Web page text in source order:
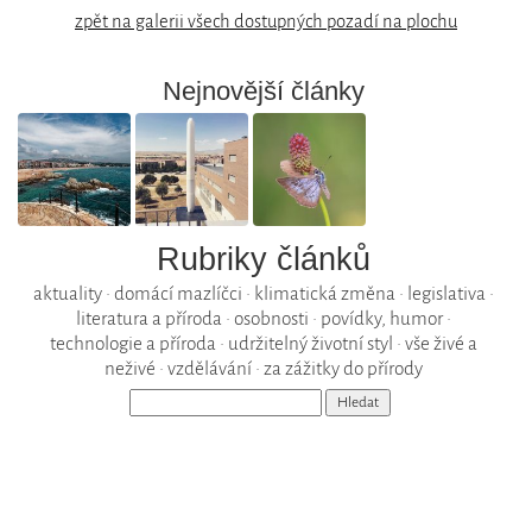
zpět na galerii všech dostupných pozadí na plochu
Nejnovější články
Rubriky článků
aktuality• domácí mazlíčci • klimatická změna • legislativa •
literatura a příroda • osobnosti • povídky, humor•
technologie a příroda • udržitelný životní styl • vše živé a
neživé • vzdělávání• za zážitky do přírody